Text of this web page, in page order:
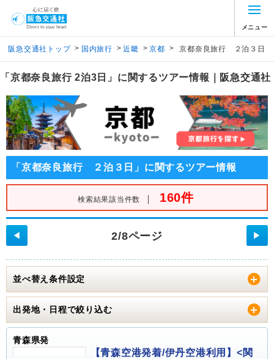
メニュー
阪急交通社トップ > 国内旅行 > 近畿 > 京都 > 京都奈良旅行 ２泊３日
「京都奈良旅行 2泊3日」に関するツアー情報｜阪急交通社
「京都奈良旅行 ２泊３日」に関するツアー情報
検索結果該当件数 ｜ 160件
2/8ページ
◀ ▶
並べ替え条件設定
出発地・日程で絞り込む
青森県発
【青森空港発着/伊丹空港利用】<関